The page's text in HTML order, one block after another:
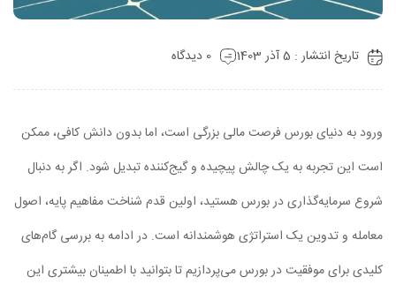
تاریخ انتشار : 5 آذر 1403 0 دیدگاه
ورود به دنیای بورس فرصت مالی بزرگی است، اما بدون دانش کافی، ممکن
است این تجربه به یک چالش پیچیده و گیج‌کننده تبدیل شود. اگر به دنبال
شروع سرمایه‌گذاری در بورس هستید، اولین قدم شناخت مفاهیم پایه، اصول
معامله و تدوین یک استراتژی هوشمندانه است. در ادامه به بررسی گام‌های
کلیدی برای موفقیت در بورس می‌پردازیم تا بتوانید با اطمینان بیشتری این